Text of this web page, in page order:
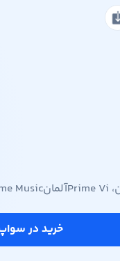
دانلود اپلیکیشن
خرید در